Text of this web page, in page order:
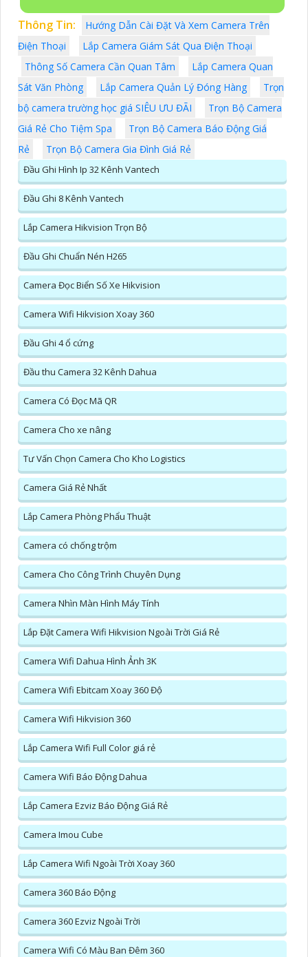
Thông Tin:
Hướng Dẫn Cài Đặt Và Xem Camera Trên
Điện Thoại
Lắp Camera Giám Sát Qua Điện Thoại
Thông Số Camera Cần Quan Tâm
Lắp Camera Quan
Sát Văn Phòng
Lắp Camera Quản Lý Đóng Hàng
Trọn
bộ camera trường học giá SIÊU ƯU ĐÃI
Trọn Bộ Camera
Giá Rẻ Cho Tiệm Spa
Trọn Bộ Camera Báo Động Giá
Rẻ
Trọn Bộ Camera Gia Đình Giá Rẻ
Đầu Ghi Hình Ip 32 Kênh Vantech
Đầu Ghi 8 Kênh Vantech
Lắp Camera Hikvision Trọn Bộ
Đầu Ghi Chuẩn Nén H265
Camera Đọc Biển Số Xe Hikvision
Camera Wifi Hikvision Xoay 360
Đầu Ghi 4 ổ cứng
Đầu thu Camera 32 Kênh Dahua
Camera Có Đọc Mã QR
Camera Cho xe nâng
Tư Vấn Chọn Camera Cho Kho Logistics
Camera Giá Rẻ Nhất
Lắp Camera Phòng Phẩu Thuật
Camera có chống trộm
Camera Cho Công Trình Chuyên Dụng
Camera Nhìn Màn Hình Máy Tính
Lắp Đặt Camera Wifi Hikvision Ngoài Trời Giá Rẻ
Camera Wifi Dahua Hình Ảnh 3K
Camera Wifi Ebitcam Xoay 360 Độ
Camera Wifi Hikvision 360
Lắp Camera Wifi Full Color giá rẻ
Camera Wifi Báo Động Dahua
Lắp Camera Ezviz Báo Động Giá Rẻ
Camera Imou Cube
Lắp Camera Wifi Ngoài Trời Xoay 360
Camera 360 Báo Động
Camera 360 Ezviz Ngoài Trời
Camera Wifi Có Màu Ban Đêm 360